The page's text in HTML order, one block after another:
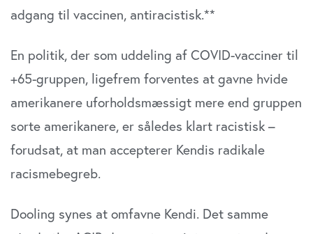
adgang til vaccinen, antiracistisk.**
En politik, der som uddeling af COVID-vacciner til
+65-gruppen, ligefrem forventes at gavne hvide
amerikanere uforholdsmæssigt mere end gruppen
sorte amerikanere, er således klart racistisk –
forudsat, at man accepterer Kendis radikale
racismebegreb.
Dooling synes at omfavne Kendi. Det samme